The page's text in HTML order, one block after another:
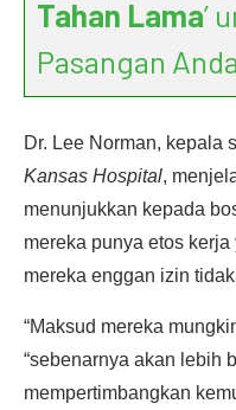
Tahan Lama’
Pasangan
Dr. Lee Norman, kepala
Kansas Hospital,
menunjukkan kepada
mereka punya etos
mereka enggan izin
“Maksud mereka
“sebenarnya akan lebih
mempertimbangkan